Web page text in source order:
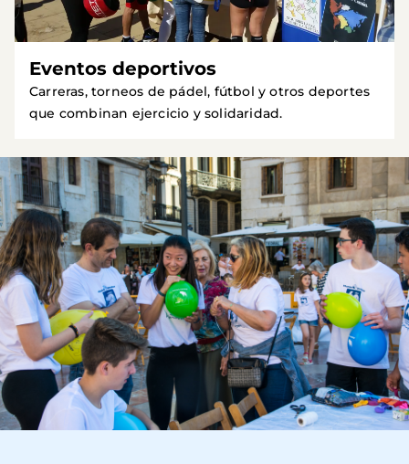
Eventos deportivos
Carreras, torneos de pádel, fútbol y otros deportes
que combinan ejercicio y solidaridad.
Imagen